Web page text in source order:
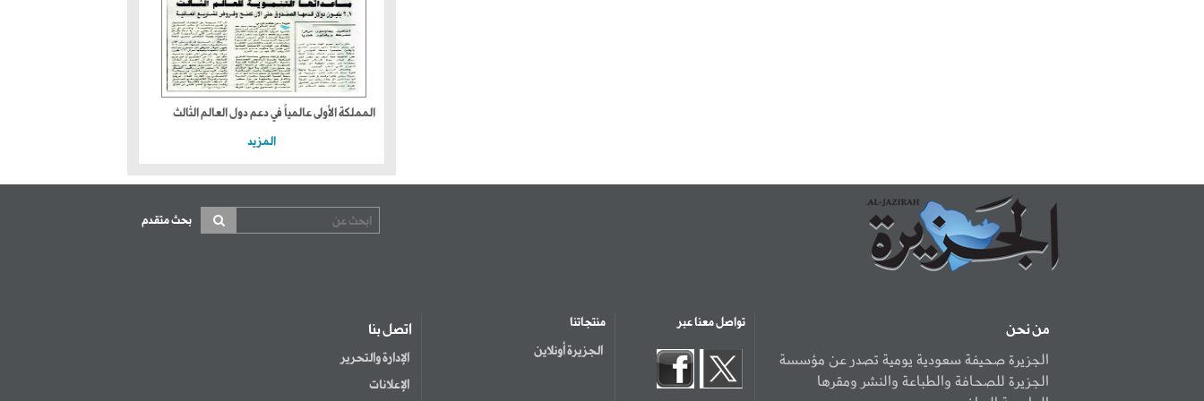
المملكة الأولى عالمياً في دعم دول العالم الثالث
المزيد
بحث متقدم
من نحن
الجزيرة صحيفة سعودية يومية تصدر عن مؤسسة
الجزيرة للصحافة والطباعة والنشر ومقرها
تواصل معنا عبر منتجاتنا
الجزيرة أونلاين
اتصل بنا
الإدارة والتحرير
الإعلانات